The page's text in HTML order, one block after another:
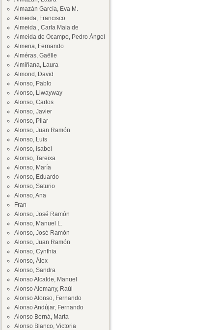
Almazán García, Eva M.
Almeida, Francisco
Almeida , Carla Maia de
Almeida de Ocampo, Pedro Ángel
Almena, Fernando
Alméras, Gaëlle
Almiñana, Laura
Almond, David
Alonso, Pablo
Alonso, Liwayway
Alonso, Carlos
Alonso, Javier
Alonso, Pilar
Alonso, Juan Ramón
Alonso, Luis
Alonso, Isabel
Alonso, Tareixa
Alonso, María
Alonso, Eduardo
Alonso, Saturio
Alonso, Ana
Fran
Alonso, José Ramón
Alonso, Manuel L.
Alonso, José Ramón
Alonso, Juan Ramón
Alonso, Cynthia
Alonso, Álex
Alonso, Sandra
Alonso Alcalde, Manuel
Alonso Alemany, Raúl
Alonso Alonso, Fernando
Alonso Andújar, Fernando
Alonso Berná, Marta
Alonso Blanco, Victoria